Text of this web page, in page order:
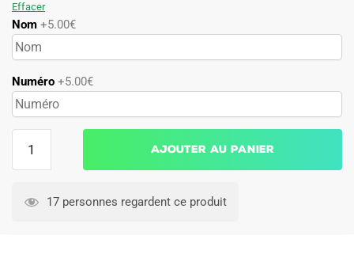
Effacer
Nom +5.00€
Numéro +5.00€
Islande
Ajouter au panier
17 personnes regardent ce produit